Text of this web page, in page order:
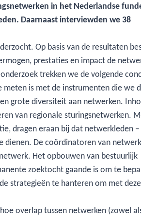
in het Nederlandse
Daarnaast interviewden we 38
Op basis van de resultaten
prestaties en impact de
trekken we de volgende
is met de instrumenten die we
grote diversiteit aan netwerken.
van regionale sturingsnetwerken.
dragen eraan bij dat netwerkleden
dienen. De coördinatoren van
Het opbouwen van bestuurlijk
zoektocht gaande is om te
strategieën te hanteren om met deze
overlap tussen netwerken (zowel